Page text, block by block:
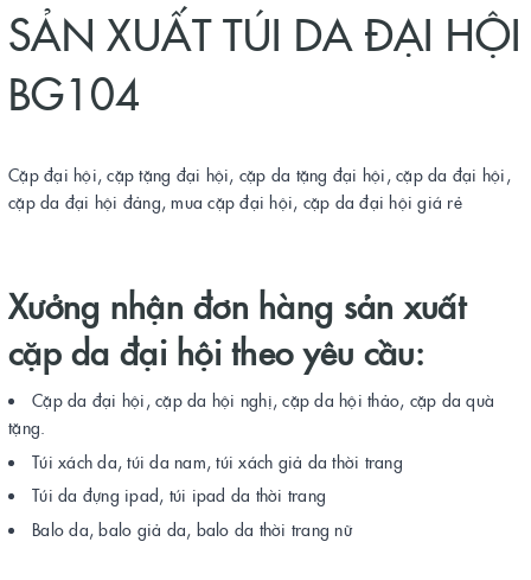
SẢN XUẤT TÚI DA ĐẠI HỘI
BG104
Cặp đại hội, cặp tặng đại hội, cặp da tặng đại hội, cặp da đại hội,
cặp da đại hội đảng, mua cặp đại hội, cặp da đại hội giá rẻ
Xưởng nhận đơn hàng sản xuất
cặp da đại hội theo yêu cầu:
Cặp da đại hội, cặp da hội nghị, cặp da hội thảo, cặp da quà
tặng.
Túi xách da, túi da nam, túi xách giả da thời trang
Túi da đựng ipad, túi ipad da thời trang
Balo da, balo giả da, balo da thời trang nữ